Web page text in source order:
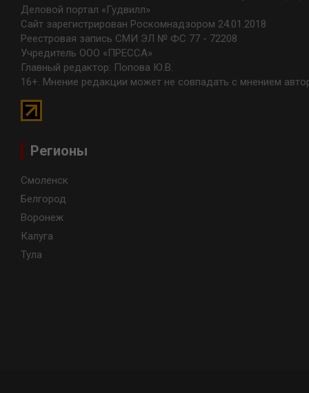
Деловой портал «Гудвилл»
Сайт зарегистрирован Роскомнадзором 24.01.2018
Реестровая запись СМИ ЭЛ № ФС 77 - 72208
Учредитель ООО «ПРЕССА»
Главный редактор: Попова Ю.В.
16+. Мнение редакции может не совпадать с мнением
Регионы
Смоленск
Белгород
Воронеж
Калуга
Тула